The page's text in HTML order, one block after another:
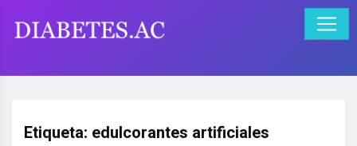
Etiqueta: edulcorantes artificiales